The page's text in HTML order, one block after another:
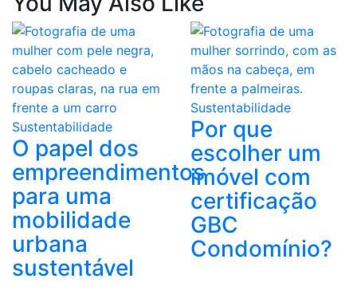
Sustentabilidade
O papel dos
empreendimentos
para uma
mobilidade
urbana
sustentável
Sustentabilidade
Por que
escolher um
imóvel com
certificação
GBC
Condomínio?